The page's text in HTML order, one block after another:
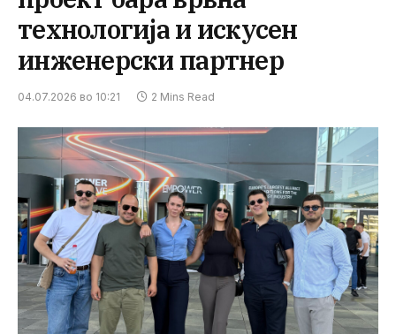
технологија и искусен
инженерски партнер
04.07.2026 во 10:21 2 Mins Read